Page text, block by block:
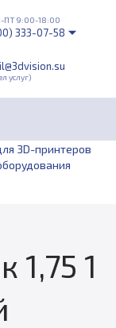
услуг)
ПТ 9:00-18:00
333-07-58
3D-принтеров
1,75 1